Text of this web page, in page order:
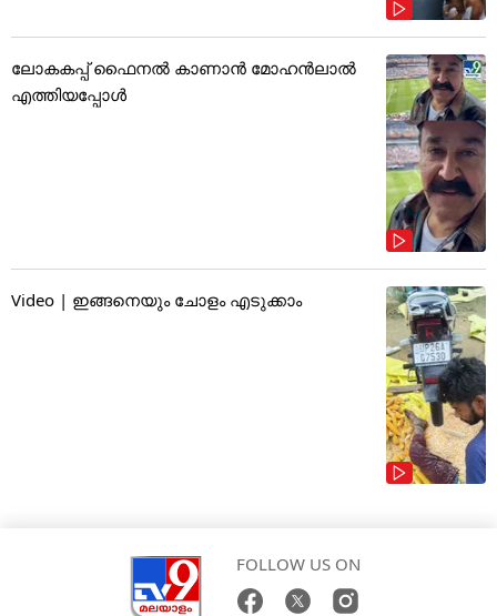
ലോകകപ്പ് ഫൈനൽ കാണാൻ മോഹൻലാൽ
എത്തിയപ്പോൾ
Video | ഇങ്ങനെയും ചോളം എടുക്കാം
FOLLOW US ON